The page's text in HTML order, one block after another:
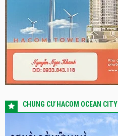
CHUNG CƯ HACOM OCEAN CITY